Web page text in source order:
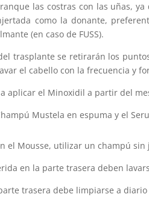
las costras con las uñas,
como la donante,
(en caso de FUSS).
trasplante se retirarán los
el cabello con la frecuencia y
aplicar el Minoxidil a partir del
Mustela en espuma y el
el Mousse, utilizar un champú
en la parte trasera deben
trasera debe limpiarse a